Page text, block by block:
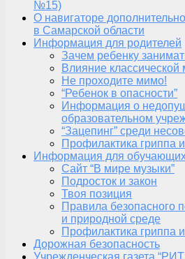
№15)
О навигаторе
в Самарской области
Информация для родителей
Зачем ребенку
Влияние классической
Не проходите мимо!
“Ребенок в опасности”
Информация о
образовательном
“Зацепинг” среди
Профилактика гриппа
Информация для
Сайт “В мире музыки”
Подросток и закон
Твоя позиция
Правила безопасного
и природной среде
Профилактика гриппа
Дорожная безопасность
Учрежденческая газета